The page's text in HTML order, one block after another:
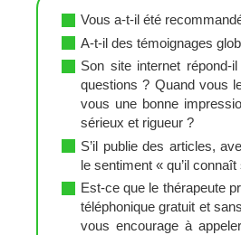
Vous a-t-il été
A-t-il des témoignages
Son site internet répond-
questions ? Quand vous
vous une bonne
sérieux et rigueur ?
S’il publie des articles,
le sentiment « qu’il
Est-ce que le thérapeute
téléphonique gratuit et
vous encourage à